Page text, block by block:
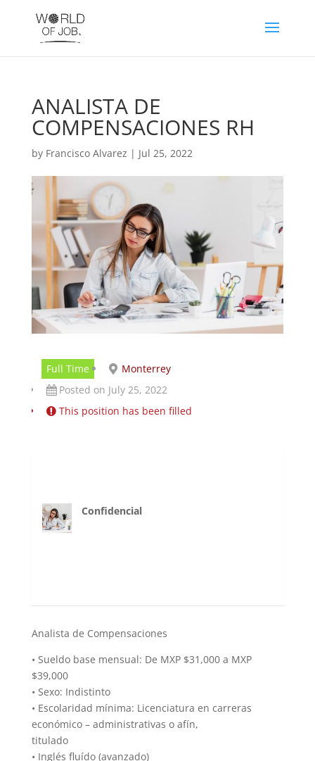
ANALISTA DE
COMPENSACIONES RH
by Francisco Alvarez | Jul 25, 2022
Full Time
Monterrey
Posted on July 25, 2022
This position has been filled
Confidencial
Analista de Compensaciones
• Sueldo base mensual: De MXP $31,000 a MXP
$39,000
• Sexo: Indistinto
• Escolaridad mínima: Licenciatura en carreras
económico – administrativas o afín,
titulado
• Inglés fluído (avanzado)